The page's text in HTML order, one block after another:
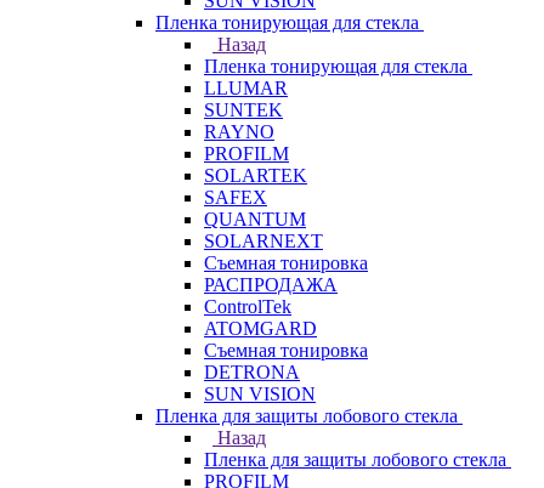
Пленка тонирующая для стекла
Назад
Пленка тонирующая для стекла
LLUMAR
SUNTEK
RAYNO
PROFILM
SOLARTEK
SAFEX
QUANTUM
SOLARNEXT
Съемная тонировка
РАСПРОДАЖА
ControlTek
ATOMGARD
Съемная тонировка
DETRONA
SUN VISION
Пленка для защиты лобового стекла
Назад
Пленка для защиты лобового стекла
PROFILM